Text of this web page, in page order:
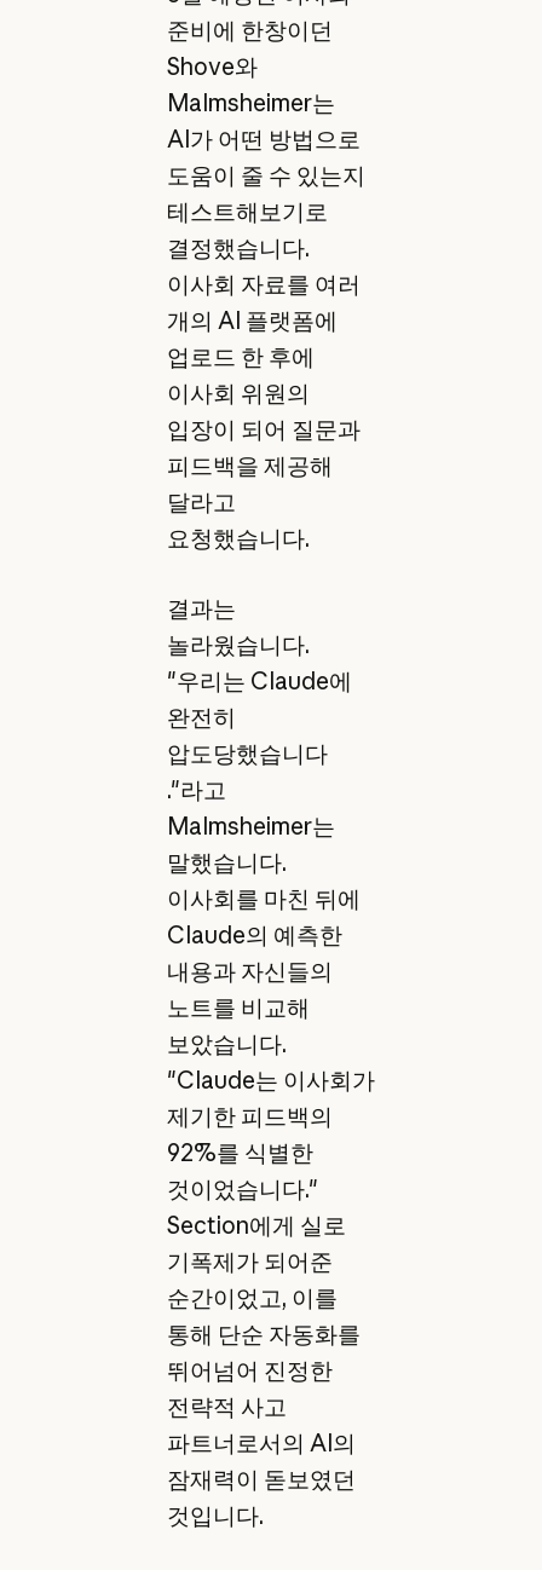
준비에 한창이던
Shove와
Malmsheimer는
AI가 어떤 방법으로
도움이 줄 수 있는지
테스트해보기로
결정했습니다.
이사회 자료를 여러
개의 AI 플랫폼에
업로드 한 후에
이사회 위원의
입장이 되어 질문과
피드백을 제공해
달라고
요청했습니다.
결과는
놀라웠습니다.
"우리는 Claude에
완전히
압도당했습니다
."라고
Malmsheimer는
말했습니다.
이사회를 마친 뒤에
Claude의 예측한
내용과 자신들의
노트를 비교해
보았습니다.
"Claude는 이사회가
제기한 피드백의
92%를 식별한
것이었습니다."
Section에게 실로
기폭제가 되어준
순간이었고, 이를
통해 단순 자동화를
뛰어넘어 진정한
전략적 사고
파트너로서의 AI의
잠재력이 돋보였던
것입니다.